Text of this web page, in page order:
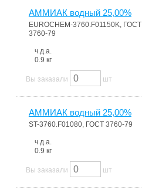
АММИАК водный 25,00%
EUROCHEM-3760.F01150K, ГОСТ
3760-79
ч.д.а.
0.9 кг
Вы заказали шт
АММИАК водный 25,00%
ST-3760.F01080, ГОСТ 3760-79
ч.д.а.
0.9 кг
Вы заказали шт